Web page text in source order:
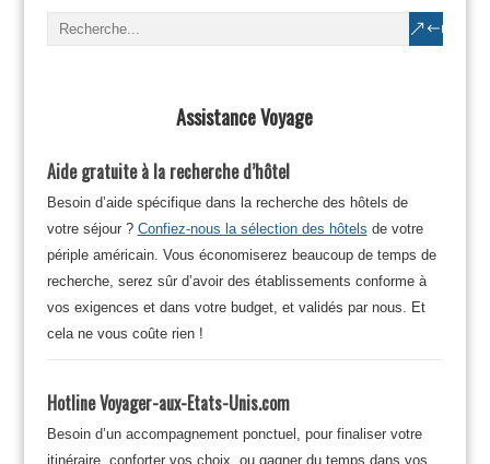
Assistance Voyage
Aide gratuite à la recherche d’hôtel
Besoin d’aide spécifique dans la recherche des hôtels de
votre séjour ? Confiez-nous la sélection des hôtels de votre
périple américain. Vous économiserez beaucoup de temps de
recherche, serez sûr d’avoir des établissements conforme à
vos exigences et dans votre budget, et validés par nous. Et
cela ne vous coûte rien !
Hotline Voyager-aux-Etats-Unis.com
Besoin d’un accompagnement ponctuel, pour finaliser votre
itinéraire, conforter vos choix, ou gagner du temps dans vos